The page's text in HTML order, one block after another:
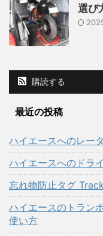
選び
購読する
最近の投稿
ハイエースへのレー
ハイエースへのドラ
忘れ物防止タグ
ハイエースのトラン
使い方